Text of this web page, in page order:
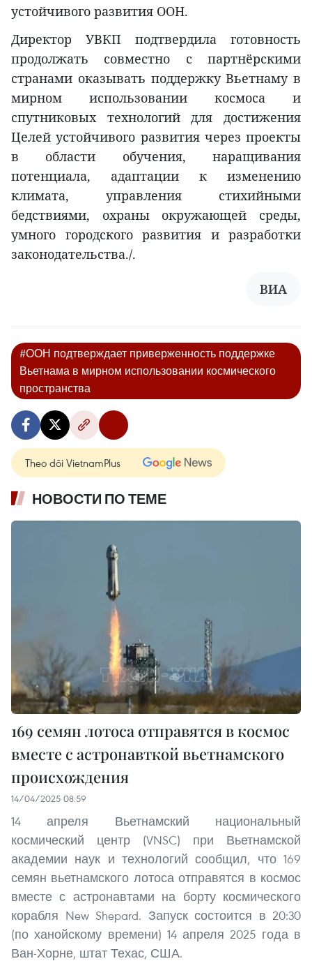
устойчивого развития ООН.
Директор УВКП подтвердила готовность
продолжать совместно с партнёрскими
странами оказывать поддержку Вьетнаму в
мирном использовании космоса и
спутниковых технологий для достижения
Целей устойчивого развития через проекты
в области обучения, наращивания
потенциала, адаптации к изменению
климата, управления стихийными
бедствиями, охраны окружающей среды,
умного городского развития и разработки
законодательства./.
ВИА
#ООН подтверждает приверженность поддержке
Вьетнама в мирном использовании космического
пространства
Theo dõi VietnamPlus
НОВОСТИ ПО ТЕМЕ
169 семян лотоса отправятся в космос
вместе с астронавткой вьетнамского
происхождения
14/04/2025 08:59
14 апреля Вьетнамский национальный
космический центр (VNSC) при Вьетнамской
академии наук и технологий сообщил, что 169
семян вьетнамского лотоса отправятся в космос
вместе с астронавтами на борту космического
корабля New Shepard. Запуск состоится в 20:30
(по ханойскому времени) 14 апреля 2025 года в
Ван-Хорне, штат Техас, США.